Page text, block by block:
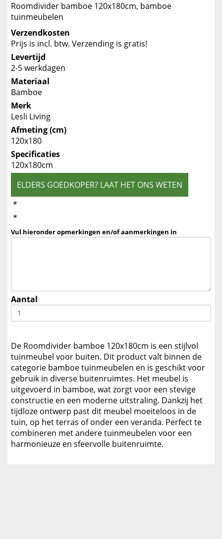
Roomdivider bamboe 120x180cm, bamboe
tuinmeubelen
Verzendkosten
Prijs is incl. btw. Verzending is gratis!
Levertijd
2-5 werkdagen
Materiaal
Bamboe
Merk
Lesli Living
Afmeting (cm)
120x180
Specificaties
120x180cm
ELDERS GOEDKOPER? LAAT HET ONS WETEN
*
*
Vul hieronder opmerkingen en/of aanmerkingen in
Aantal
De Roomdivider bamboe 120x180cm is een stijlvol
tuinmeubel voor buiten. Dit product valt binnen de
categorie bamboe tuinmeubelen en is geschikt voor
gebruik in diverse buitenruimtes. Het meubel is
uitgevoerd in bamboe, wat zorgt voor een stevige
constructie en een moderne uitstraling. Dankzij het
tijdloze ontwerp past dit meubel moeiteloos in de
tuin, op het terras of onder een veranda. Perfect te
combineren met andere tuinmeubelen voor een
harmonieuze en sfeervolle buitenruimte.